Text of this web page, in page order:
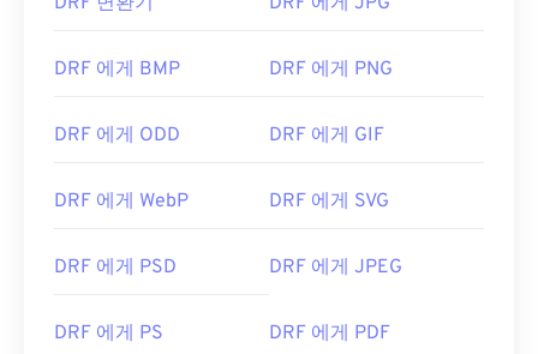
DRF 에게 BMP DRF 에게 PNG
DRF 에게 ODD DRF 에게 GIF
DRF 에게 WebP DRF 에게 SVG
DRF 에게 PSD DRF 에게 JPEG
DRF 에게 PS DRF 에게 PDF